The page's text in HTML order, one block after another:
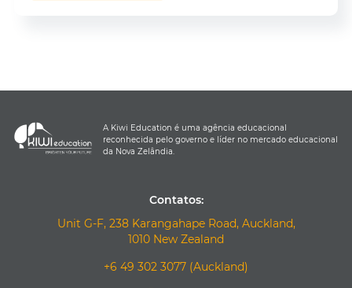
A Kiwi Education é uma agência educacional
reconhecida pelo governo e líder no mercado educacional
da Nova Zelândia.
Contatos:
Unit G-F, 238 Karangahape Road, Auckland,
1010 New Zealand
+6 49 302 3077 (Auckland)